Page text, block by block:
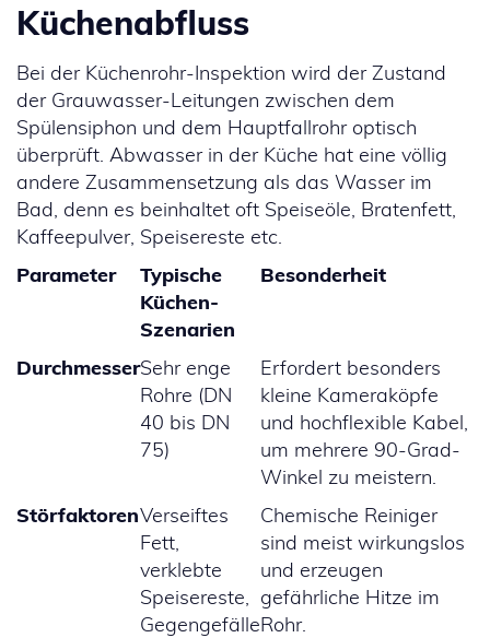
Küchenabfluss
Bei der Küchenrohr-Inspektion wird der Zustand
der Grauwasser-Leitungen zwischen dem
Spülensiphon und dem Hauptfallrohr optisch
überprüft. Abwasser in der Küche hat eine völlig
andere Zusammensetzung als das Wasser im
Bad, denn es beinhaltet oft Speiseöle, Bratenfett,
Kaffeepulver, Speisereste etc.
Parameter
Typische
Küchen-
Szenarien
Besonderheit
DurchmesserSehr enge
Rohre (DN
40 bis DN
75)
Erfordert besonders
kleine Kameraköpfe
und hochflexible Kabel,
um mehrere 90-Grad-
Winkel zu meistern.
StörfaktorenVerseiftes
Fett,
verklebte
Speisereste,
Gegengefälle
Chemische Reiniger
sind meist wirkungslos
und erzeugen
gefährliche Hitze im
Rohr.